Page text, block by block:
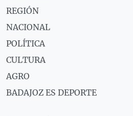
REGIÓN
NACIONAL
POLÍTICA
CULTURA
AGRO
BADAJOZ ES DEPORTE